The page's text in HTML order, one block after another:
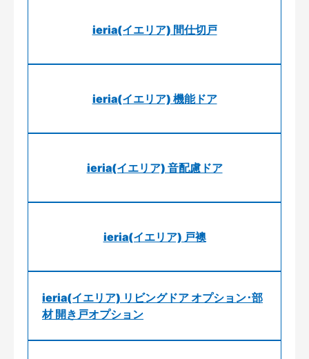
ieria(イエリア) 間仕切戸
ieria(イエリア) 機能ドア
ieria(イエリア) 音配慮ドア
ieria(イエリア) 戸襖
ieria(イエリア) リビングドア オプション･部
材 開き戸オプション